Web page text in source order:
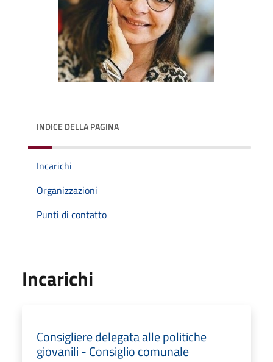
INDICE DELLA PAGINA
Incarichi
Organizzazioni
Punti di contatto
Incarichi
Consigliere delegata alle politiche
giovanili - Consiglio comunale